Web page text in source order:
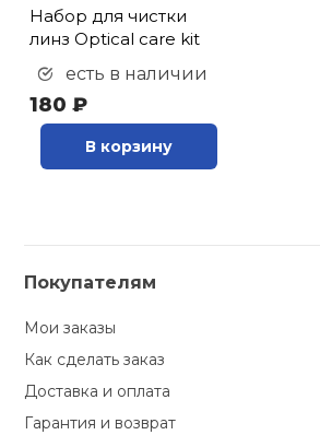
Набор для чистки
линз Optical care kit
есть в наличии
180 ₽
В корзину
Покупателям
Мои заказы
Как сделать заказ
Доставка и оплата
Гарантия и возврат